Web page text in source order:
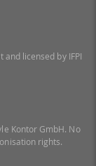
licensed by IFPI
Kontor GmbH. No
rights.